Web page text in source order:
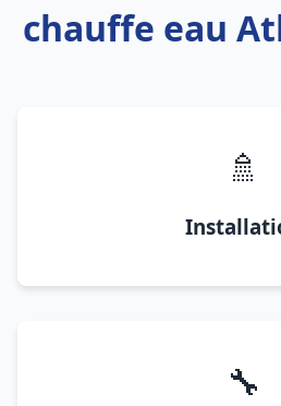
chauffe eau
🚿
🔧